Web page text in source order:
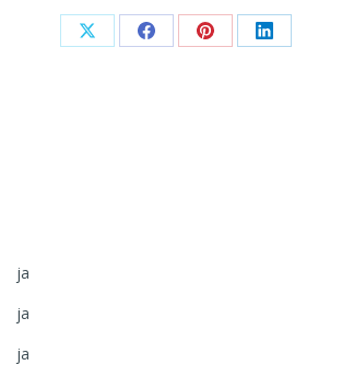
Share Share Share Share
ja
ja
ja